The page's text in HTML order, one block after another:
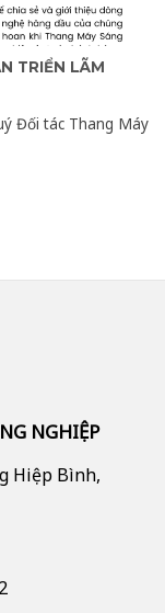
TRIỂN LÃM
Đối tác Thang Máy
NGHIỆP
Hiệp Bình,